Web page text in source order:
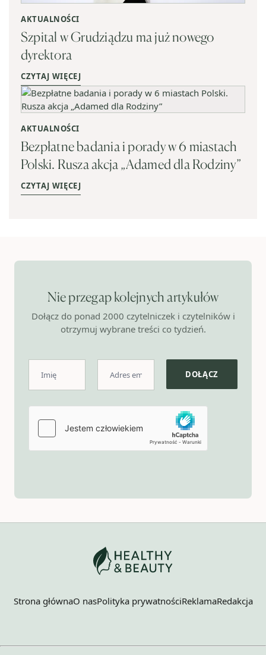
AKTUALNOŚCI
Szpital w Grudziądzu ma już nowego
dyrektora
CZYTAJ WIĘCEJ
AKTUALNOŚCI
Bezpłatne badania i porady w 6 miastach
Polski. Rusza akcja „Adamed dla Rodziny”
CZYTAJ WIĘCEJ
Nie przegap kolejnych artykułów
Dołącz do ponad 2000 czytelniczek i czytelników i
otrzymuj wybrane treści co tydzień.
Strona głównaO nasPolityka prywatnościReklamaRedakcja